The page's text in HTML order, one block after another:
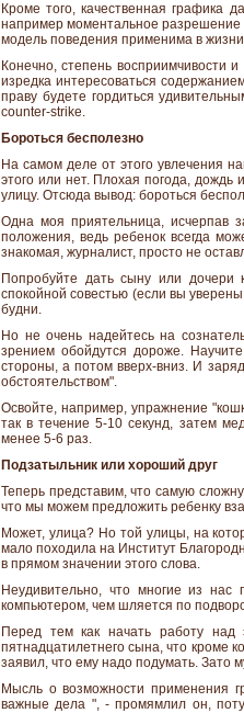
Кроме того, качественная графика
например моментальное разрешение
модель поведения применима в
Конечно, степень восприимчивости
изредка интересоваться
праву будете гордиться
counter-strike.
Бороться бесполезно
На самом деле от этого увлечения
этого или нет. Плохая погода,
улицу. Отсюда вывод: бороться
Одна моя приятельница, исчерпав
положения, ведь ребенок всегда
знакомая, журналист, просто не
Попробуйте дать сыну или дочери
спокойной совестью (если вы
будни.
Но не очень надейтесь на
зрением обойдутся дороже.
стороны, а потом вверх-вниз. И
обстоятельством".
Освойте, например, упражнение
так в течение 5-10 секунд, затем
менее 5-6 раз.
Подзатыльник или хороший друг
Теперь представим, что самую
что мы можем предложить ребенку
Может, улица? Но той улицы, на
мало походила на Институт
в прямом значении этого слова.
Неудивительно, что многие из
компьютером, чем шляется по
Перед тем как начать работу над
пятнадцатилетнего сына, что кроме
заявил, что ему надо подумать. Зато
Мысль о возможности применения
важные дела ", - промямлил он,